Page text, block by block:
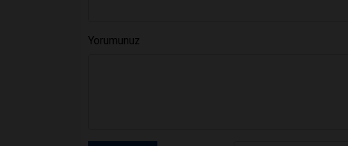
Yorumunuz